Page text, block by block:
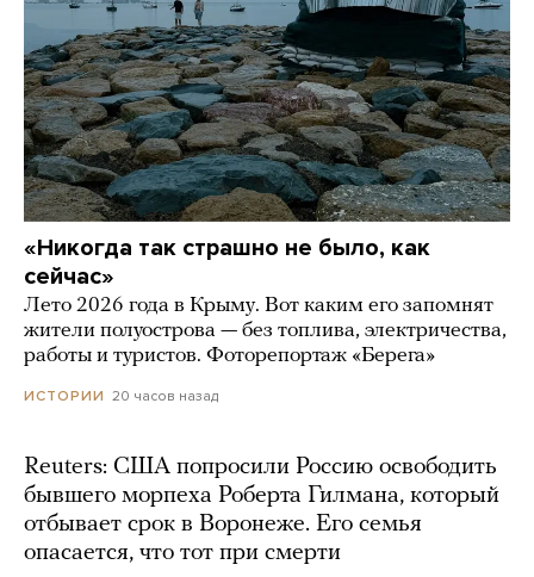
«Никогда так страшно не было, как
сейчас»
Лето 2026 года в Крыму. Вот каким его запомнят
жители полуострова — без топлива, электричества,
работы и туристов. Фоторепортаж «Берега»
ИСТОРИИ 20 часов назад
Reuters: США попросили Россию освободить
бывшего морпеха Роберта Гилмана, который
отбывает срок в Воронеже. Его семья
опасается, что тот при смерти